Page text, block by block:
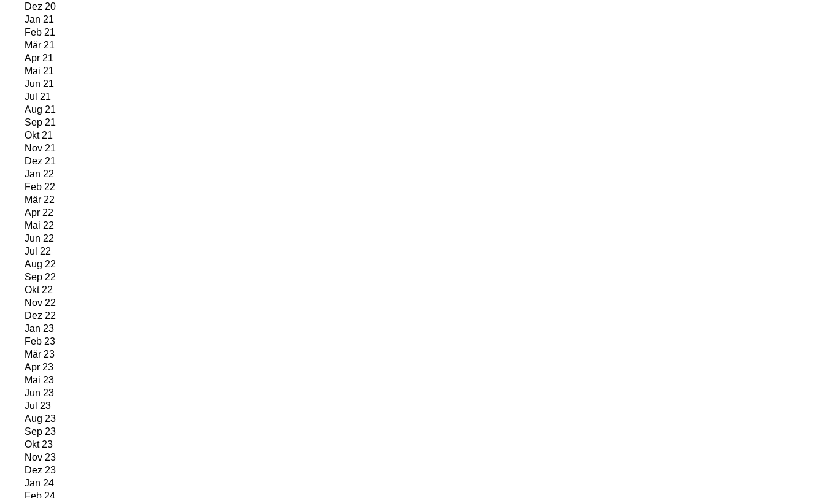
Dez 20
Jan 21
Feb 21
Mär 21
Apr 21
Mai 21
Jun 21
Jul 21
Aug 21
Sep 21
Okt 21
Nov 21
Dez 21
Jan 22
Feb 22
Mär 22
Apr 22
Mai 22
Jun 22
Jul 22
Aug 22
Sep 22
Okt 22
Nov 22
Dez 22
Jan 23
Feb 23
Mär 23
Apr 23
Mai 23
Jun 23
Jul 23
Aug 23
Sep 23
Okt 23
Nov 23
Dez 23
Jan 24
Feb 24